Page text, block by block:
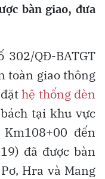
bàn giao, đưa
302/QĐ-BATGT
toàn giao thông
đặthệ thống đèn
tại khu vực
đến
đã được bàn
Hra và Mang